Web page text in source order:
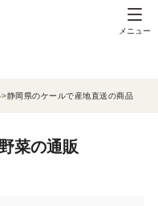
メニュー
静岡県のケールで産地直送の商品
菜の通販